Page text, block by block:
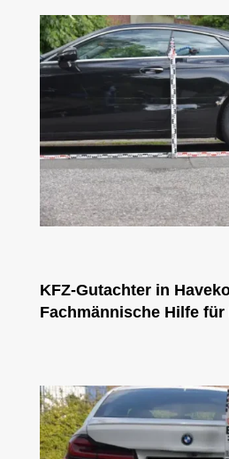
KFZ-Gutachter in
Fachmännische Hilfe für